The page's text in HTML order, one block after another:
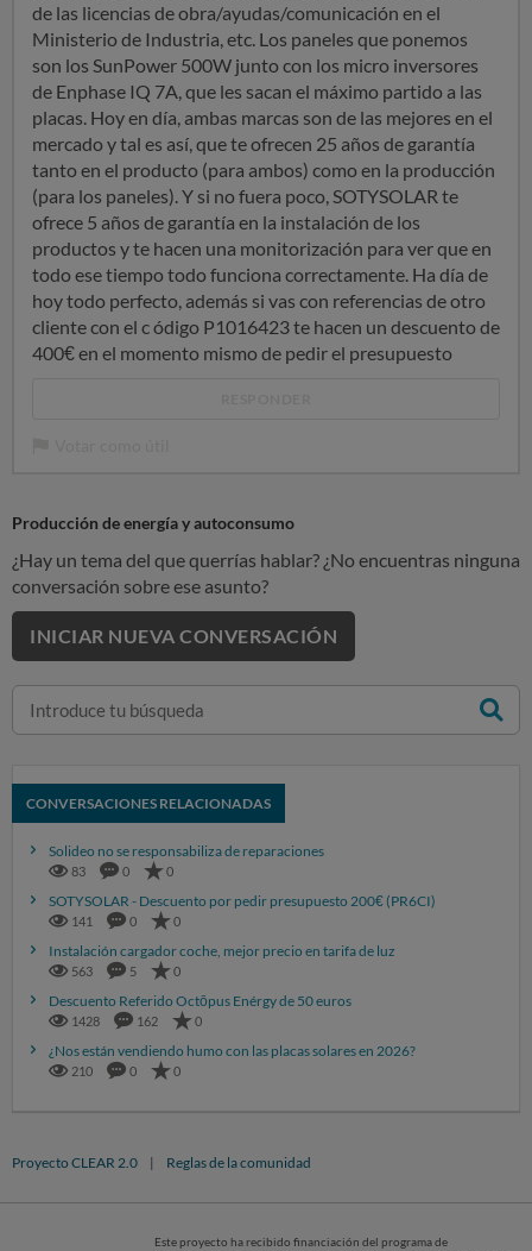
de las licencias de obra/ayudas/comunicación en el
Ministerio de Industria, etc. Los paneles que ponemos
son los SunPower 500W junto con los micro inversores
de Enphase IQ 7A, que les sacan el máximo partido a las
placas. Hoy en día, ambas marcas son de las mejores en el
mercado y tal es así, que te ofrecen 25 años de garantía
tanto en el producto (para ambos) como en la producción
(para los paneles). Y si no fuera poco, SOTYSOLAR te
ofrece 5 años de garantía en la instalación de los
productos y te hacen una monitorización para ver que en
todo ese tiempo todo funciona correctamente. Ha día de
hoy todo perfecto, además si vas con referencias de otro
cliente con el c ódigo P1016423 te hacen un descuento de
400€ en el momento mismo de pedir el presupuesto
Producción de energía y autoconsumo
¿Hay un tema del que querrías hablar? ¿No encuentras ninguna
conversación sobre ese asunto?
INICIAR NUEVA CONVERSACIÓN
CONVERSACIONES RELACIONADAS
Solideo no se responsabiliza de reparaciones
83 0 0
SOTYSOLAR - Descuento por pedir presupuesto 200€ (PR6CI)
141 0 0
Instalación cargador coche, mejor precio en tarifa de luz
563 5 0
Descuento Referido Octōpus Enérgy de 50 euros
1428 162 0
¿Nos están vendiendo humo con las placas solares en 2026?
210 0 0
Proyecto CLEAR 2.0 | Reglas de la comunidad
Este proyecto ha recibido financiación del programa de